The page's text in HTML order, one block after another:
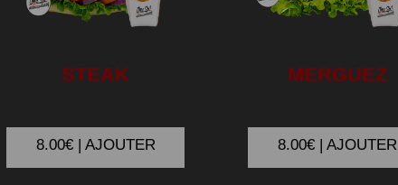
STEAK
8.00€ | AJOUTER
MERGUEZ
8.00€ | AJOUTER